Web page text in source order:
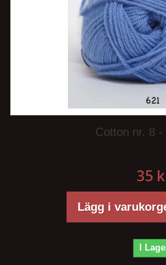
Cotton nr. 8 -
35
Lägg i
I